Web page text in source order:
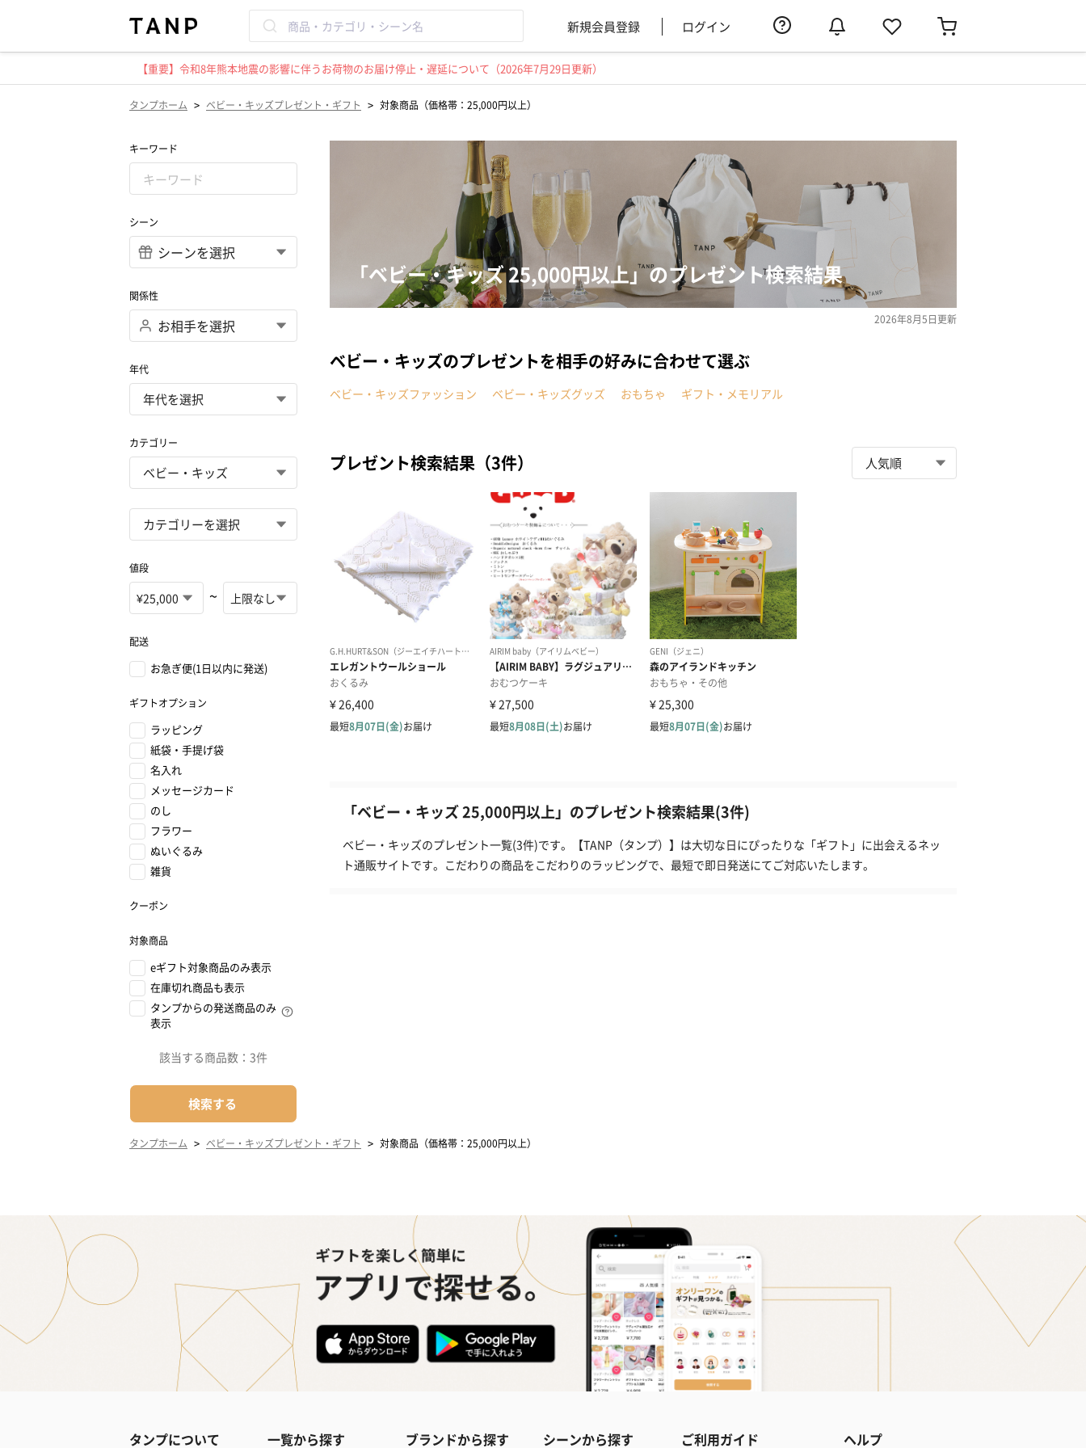
新規会員登録 ログイン
【重要】令和8年熊本地震の影響に伴うお荷物のお届け停止・遅延について（2026年7月29日更新）
タンプホーム > ベビー・キッズプレゼント・ギフト > 対象商品（価格帯：25,000円以上）
キーワード
シーン
関係性
年代
カテゴリー
値段
~
配送
お急ぎ便(1日以内に発送)
ギフトオプション
ラッピング
紙袋・手提げ袋
名入れ
メッセージカード
のし
フラワー
ぬいぐるみ
雑貨
クーポン
対象商品
eギフト対象商品のみ表示
在庫切れ商品も表示
タンプからの発送商品のみ
表示
該当する商品数： 3件
検索する
「ベビー・キッズ 25,000円以上」のプレゼント検索結果
2026年8月5日更新
ベビー・キッズのプレゼントを相手の好みに合わせて選ぶ
ベビー・キッズファッション ベビー・キッズグッズ おもちゃ ギフト・メモリアル
プレゼント検索結果（3件）
「ベビー・キッズ 25,000円以上」のプレゼント検索結果(3件)
ベビー・キッズのプレゼント一覧(3件)です。【TANP（タンプ）】は大切な日にぴったりな「ギフト」に出会えるネッ
ト通販サイトです。こだわりの商品をこだわりのラッピングで、最短で即日発送にてご対応いたします。
タンプホーム > ベビー・キッズプレゼント・ギフト > 対象商品（価格帯：25,000円以上）
タンプについて 一覧から探す ブランドから探す シーンから探す ご利用ガイド ヘルプ